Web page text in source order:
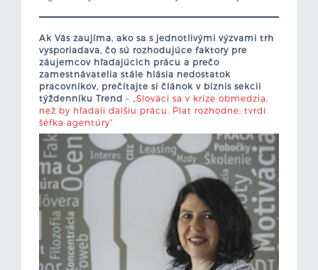
O nás
Kontakt
Ak Vás zaujíma, ako sa s jednotlivými výzvami trh
vysporiadava, čo sú rozhodujúce faktory pre
záujemcov hľadajúcich prácu a prečo
zamestnávatelia stále hlásia nedostatok
pracovníkov, prečítajte si článok v biznis sekcii
týždenníku Trend –
„Slováci sa v kríze obmedzia,
než by hľadali ďalšiu prácu. Plat rozhodne, tvrdí
šéfka agentúry“